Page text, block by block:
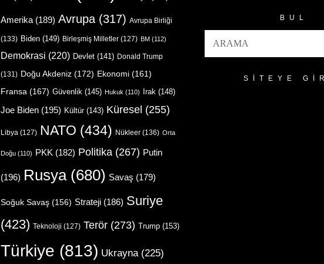
Amerika (189) Avrupa (317) Avrupa Birliği
(133) Biden (149) Birleşmiş Milletler (127) BM (112)
Demokrasi (220) Devlet (141) Donald Trump
(131) Doğu Akdeniz (172) Ekonomi (161)
Fransa (167) Güvenlik (145) Hukuk (110) Irak (148)
Joe Biden (195) Kültür(143) Küresel (255)
Libya (127) NATO (434) Nükleer (136) Orta
Doğu (110) PKK (182) Politika (267) Putin
(196) Rusya(680) Savaş (179)
Soğuk Savaş (156) Strateji (186) Suriye
(423) Teknoloji (127) Terör (273) Trump (153)
Türkiye (813) Ukrayna(225)
BUL
SITEYE